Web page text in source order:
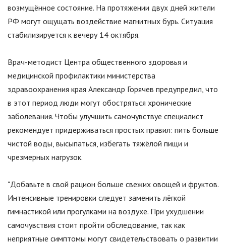
возмущённое состояние. На протяжении двух дней жители
РФ могут ощущать воздействие магнитных бурь. Ситуация
стабилизируется к вечеру 14 октября.
Врач-методист Центра общественного здоровья и
медицинской профилактики министерства
здравоохранения края Александр Горячев предупредил, что
в этот период люди могут обостряться хронические
заболевания. Чтобы улучшить самочувствуе специалист
рекомендует придерживаться простых правил: пить больше
чистой воды, высыпаться, избегать тяжёлой пищи и
чрезмерных нагрузок.
"Добавьте в свой рацион больше свежих овощей и фруктов.
Интенсивные тренировки следует заменить лёгкой
гимнастикой или прогулками на воздухе. При ухудшении
самочувствия стоит пройти обследование, так как
неприятные симптомы могут свидетельствовать о развитии